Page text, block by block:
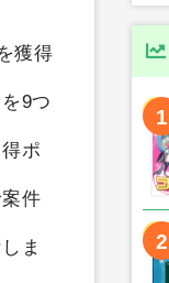
獲得
を9つ
ポ
1
2